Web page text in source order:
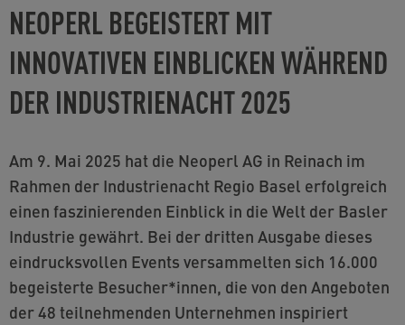
NEOPERL BEGEISTERT MIT
INNOVATIVEN EINBLICKEN WÄHREND
DER INDUSTRIENACHT 2025
Am 9. Mai 2025 hat die Neoperl AG in Reinach im
Rahmen der Industrienacht Regio Basel erfolgreich
einen faszinierenden Einblick in die Welt der Basler
Industrie gewährt. Bei der dritten Ausgabe dieses
eindrucksvollen Events versammelten sich 16.000
begeisterte Besucher*innen, die von den Angeboten
der 48 teilnehmenden Unternehmen inspiriert